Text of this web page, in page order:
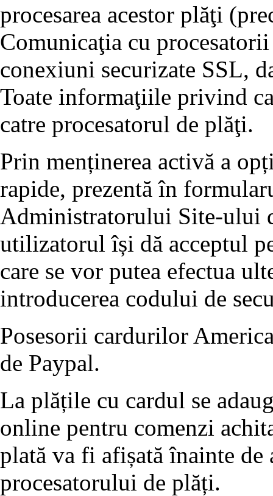
procesarea acestor plăţi
Comunicaţia cu
conexiuni securizate SSL,
Toate informaţiile privind
catre procesatorul de plăţi.
Prin menținerea activă a
rapide, prezentă în
Administratorului Site-ului
utilizatorul își dă acceptul
care se vor putea efectua
introducerea codului de
Posesorii cardurilor
de Paypal.
La plățile cu cardul se
online pentru comenzi
plată va fi afișată înainte
procesatorului de plăți.